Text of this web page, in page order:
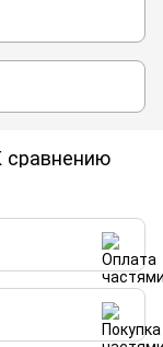
сравнению